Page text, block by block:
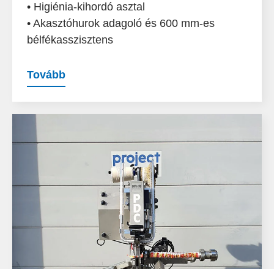
• Higiénia-kihordó asztal
• Akasztóhurok adagoló és 600 mm-es
bélfékasszisztens
Tovább